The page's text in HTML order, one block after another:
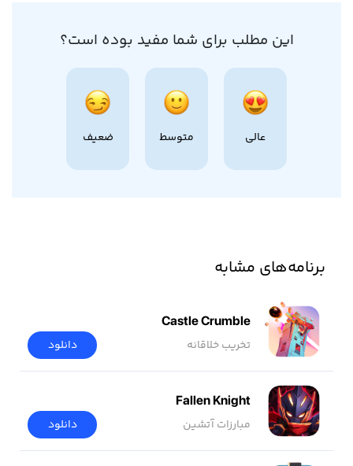
این مطلب برای شما مفید بوده است؟
عالی متوسط ضعیف
برنامه‌های مشابه
Castle Crumble
تخریب خلاقانه دانلود
Fallen Knight
مبارزات آتشین دانلود